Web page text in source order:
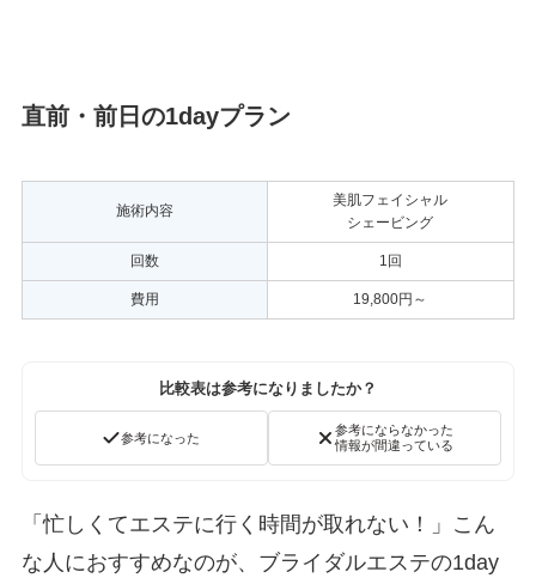
直前・前日の1dayプラン
施術内容
美肌フェイシャル
シェービング
回数 1回
費用 19,800円～
比較表は参考になりましたか？
参考になった
参考にならなかった
情報が間違っている
「忙しくてエステに行く時間が取れない！」こん
な人におすすめなのが、ブライダルエステの1day